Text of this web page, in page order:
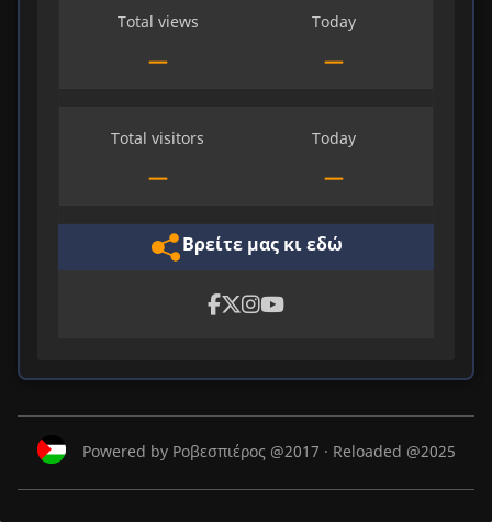
Total views
—
Today
—
Total visitors
—
Today
—
Βρείτε μας κι εδώ
Powered by Ροβεσπιέρος @2017 · Reloaded @2025